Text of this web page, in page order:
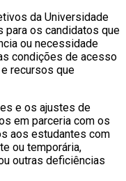
da Universidade
os candidatos que
ou necessidade
condições de acesso
recursos que
e os ajustes de
em parceria com os
aos estudantes com
ou temporária,
outras deficiências